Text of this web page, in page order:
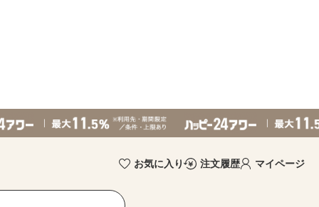
お気に入り 注文履歴 マイページ